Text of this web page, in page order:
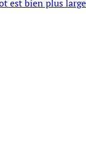
est bien plus